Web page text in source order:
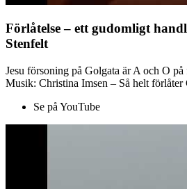
Förlåtelse – ett gudomligt
Stenfelt
Jesu försoning på Golgata är A och O på
Musik: Christina Imsen – Så helt förlåter
Se på YouTube